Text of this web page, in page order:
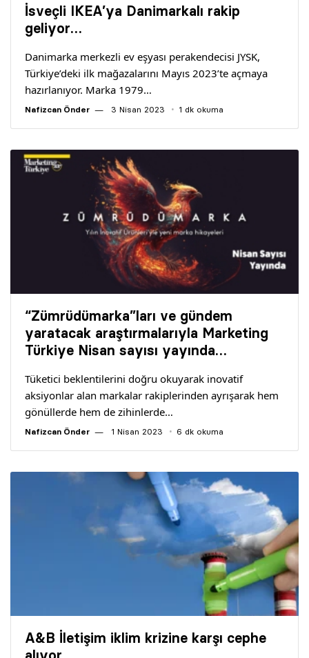
İsveçli IKEA’ya Danimarkalı rakip
geliyor…
Danimarka merkezli ev eşyası perakendecisi JYSK,
Türkiye’deki ilk mağazalarını Mayıs 2023’te açmaya
hazırlanıyor. Marka 1979…
Nafizcan Önder 3 Nisan 2023 1 dk okuma
“Zümrüdümarka”ları ve gündem
yaratacak araştırmalarıyla Marketing
Türkiye Nisan sayısı yayında…
Tüketici beklentilerini doğru okuyarak inovatif
aksiyonlar alan markalar rakiplerinden ayrışarak hem
gönüllerde hem de zihinlerde…
Nafizcan Önder 1 Nisan 2023 6 dk okuma
A&B İletişim iklim krizine karşı cephe